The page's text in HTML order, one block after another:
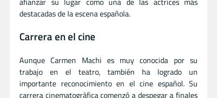
destacadas de la escena española.
Carrera en el cine
Aunque Carmen Machi es muy conocida por su
trabajo en el teatro, también ha logrado un
importante reconocimiento en el cine español. Su
carrera cinematográfica comenzó a despegar a finales